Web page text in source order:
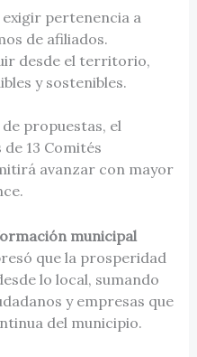
pertenencia a
de afiliados.
desde el territorio,
y sostenibles.
propuestas, el
13 Comités
avanzar con mayor
municipal
que la prosperidad
lo local, sumando
y empresas que
del municipio.